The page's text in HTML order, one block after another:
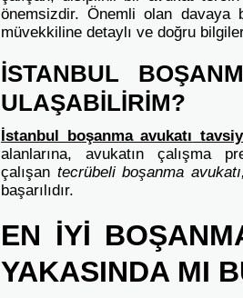
önemsizdir. Önemli olan davaya
müvekkiline detaylı ve doğru
İSTANBUL
ULAŞABİLİRİM?
İstanbul boşanma avukatı
alanlarına, avukatın çalışma
çalışan tecrübeli boşanma avukatı,
başarılıdır.
EN İYİ
YAKASINDA MI